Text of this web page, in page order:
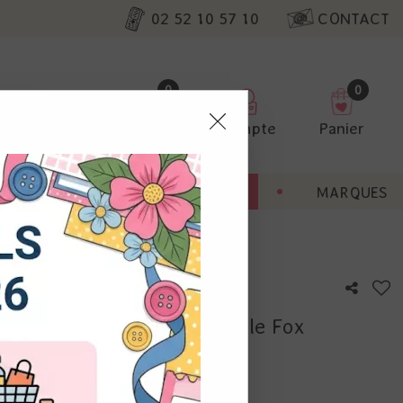
02 52 10 57 10 CONTACT
0
Compte
0
Panier
BONNES AFFAIRES MARQUES
- Scropines - Ha.Pi Little Fox
avis !
nos
non
Vous
à droite